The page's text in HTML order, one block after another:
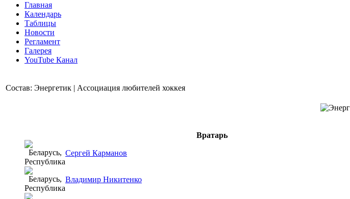
Главная
Календарь
Таблицы
Новости
Регламент
Галерея
YouTube Канал
Состав: Энергетик | Ассоциация любителей хоккея
Вратарь
Сергей Карманов
Владимир Никитенко